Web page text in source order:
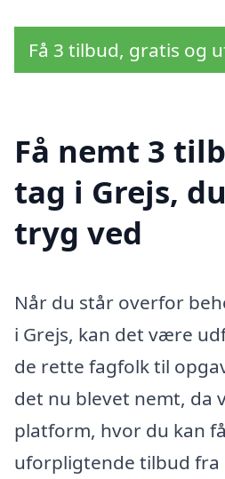
Få 3 tilbud, gratis og
Få nemt 3
tag i Grejs,
tryg ved
Når du står overfor
i Grejs, kan det være
de rette fagfolk til
det nu blevet nemt, da
platform, hvor du kan
uforpligtende tilbud fra